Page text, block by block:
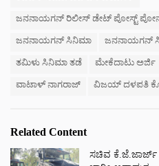
ಜನನಾಯಗನ್ ರಿಲೀಸ್ ಡೇಟ್ ಪೋಸ್ಟ್
ಜನನಾಯಗನ್ ಸಿನಿಮಾ ಜನನಾಯಗನ್
ತಮಿಳು ಸಿನಿಮಾ ತಡೆ ಮೇಕೆದಾಟು ಅರ್ಜಿ
ವಾಟಾಳ್ ನಾಗರಾಜ್ ವಿಜಯ್ ದಳಪತಿ
Related Content
ಸಚಿವ ಕೆ.ಜೆ.ಜಾರ್ಜ್